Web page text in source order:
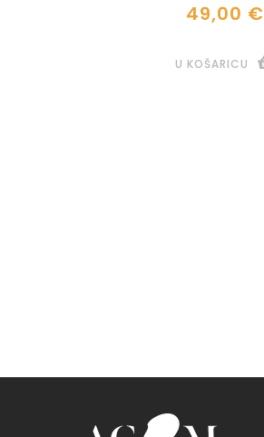
49,00 €
U KOŠARICU